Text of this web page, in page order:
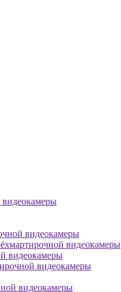
видеокамеры
видеокамеры
видеокамеры
видеокамеры
видеокамеры
видеокамеры